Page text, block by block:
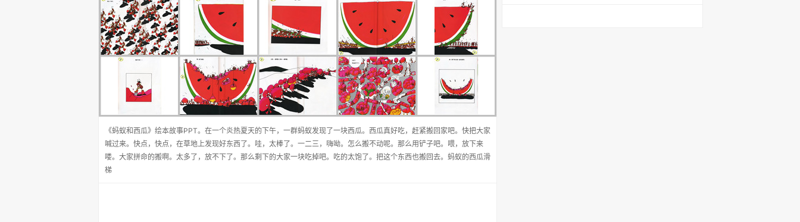
《蚂蚁和西瓜》绘本故事PPT。在一个炎热夏天的下午，一群蚂蚁发现了一块西瓜。西瓜真好吃，赶紧搬回家吧。快把大家
喊过来。快点，快点，在草地上发现好东西了。哇，太棒了。一二三，嗨呦。怎么搬不动呢。那么用铲子吧。喂，放下来
喽。大家拼命的搬啊。太多了，放不下了。那么剩下的大家一块吃掉吧。吃的太饱了。把这个东西也搬回去。蚂蚁的西瓜滑
梯